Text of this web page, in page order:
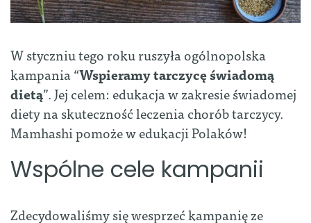
W styczniu tego roku ruszyła ogólnopolska
kampania “Wspieramy tarczycę świadomą
dietą”. Jej celem: edukacja w zakresie świadomej
diety na skuteczność leczenia chorób tarczycy.
Mamhashi pomoże w edukacji Polaków!
Wspólne cele kampanii
Zdecydowaliśmy się wesprzeć kampanię ze